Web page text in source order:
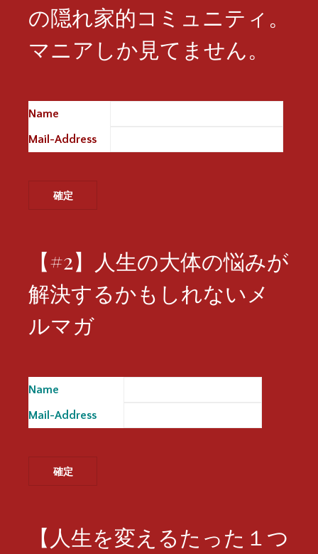
の隠れ家的コミュニティ。
マニアしか見てません。
Name
Mail-Address
【#2】人生の大体の悩みが
解決するかもしれないメ
ルマガ
Name
Mail-Address
【人生を変えるたった１つ